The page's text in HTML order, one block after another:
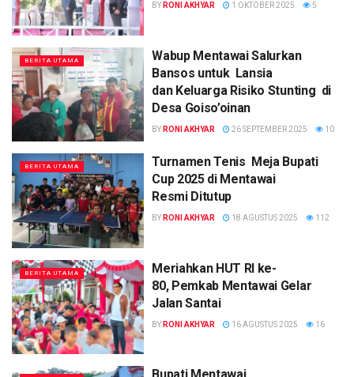
BY RONI AKHYAR 1 OKTOBER 2025 5
BERITA UTAMA
Wabup Mentawai Salurkan
Bansos untuk Lansia
dan Keluarga Risiko Stunting di
Desa Goiso’oinan
BY RONI AKHYAR 26 SEPTEMBER 2025 10
BERITA UTAMA
Turnamen Tenis Meja Bupati
Cup 2025 di Mentawai
Resmi Ditutup
BY RONI AKHYAR 18 AGUSTUS 2025 112
BERITA UTAMA
Meriahkan HUT RI ke-
80, Pemkab Mentawai Gelar
Jalan Santai
BY RONI AKHYAR 16 AGUSTUS 2025 16